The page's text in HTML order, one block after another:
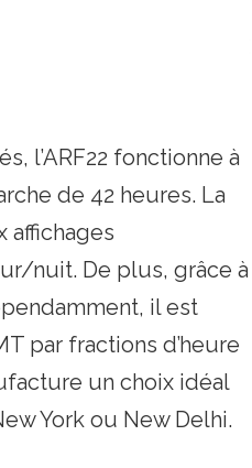
l’ARF22 fonctionne à
de 42 heures. La
affichages
nuit. De plus, grâce à
il est
par fractions d’heure
un choix idéal
York ou New Delhi.